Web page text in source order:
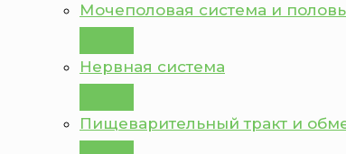
Мочеполовая система и
Нервная система
Пищеварительный тракт и